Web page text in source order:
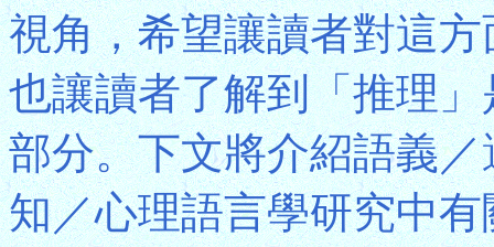
視角，希望讓讀者對這
也讓讀者了解到「推理
部分。下文將介紹語義
知／心理語言學研究中